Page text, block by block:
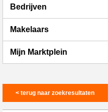
Bedrijven
Makelaars
Mijn Marktplein
< terug naar zoekresultaten